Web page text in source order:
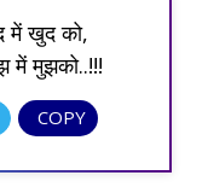
में खुद को,
में मुझको..!!!
COPY